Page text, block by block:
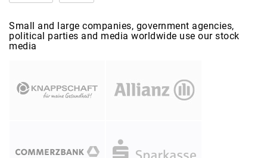
Small and large companies, government agencies,
political parties and media worldwide use our stock
media